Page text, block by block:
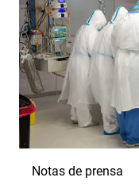
Notas de prensa